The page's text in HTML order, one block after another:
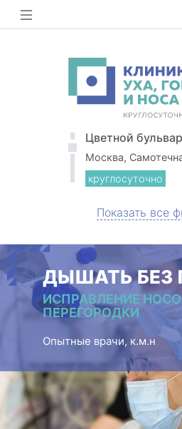
Цветной бульвар
Москва,
круглосуточно
Показать все
ДЫШАТЬ БЕЗ
ИСПРАВЛЕНИЕ
ПЕРЕГОРОДКИ
Опытные врачи, к.м.н